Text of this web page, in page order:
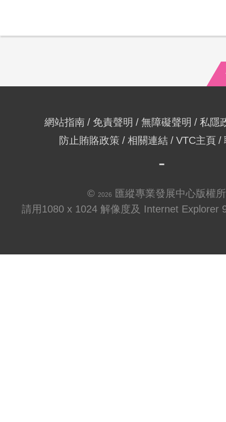
網站指南 免責聲明 無障礙聲明
私隱
防止賄賂政策
相關連結 VTC主頁
© 2026
匯縱專業發展中心版權
請用1080 x 1024 解像度及 Internet Explorer